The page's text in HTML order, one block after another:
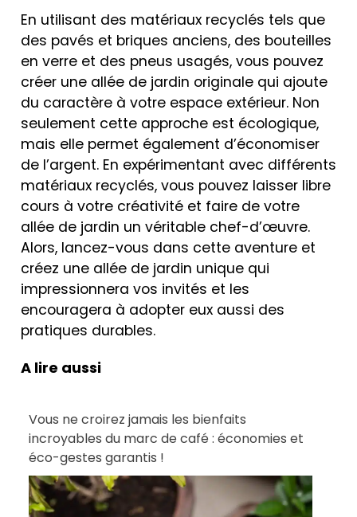
En utilisant des matériaux recyclés tels que
des pavés et briques anciens, des bouteilles
en verre et des pneus usagés, vous pouvez
créer une allée de jardin originale qui ajoute
du caractère à votre espace extérieur. Non
seulement cette approche est écologique,
mais elle permet également d’économiser
de l’argent. En expérimentant avec différents
matériaux recyclés, vous pouvez laisser libre
cours à votre créativité et faire de votre
allée de jardin un véritable chef-d’œuvre.
Alors, lancez-vous dans cette aventure et
créez une allée de jardin unique qui
impressionnera vos invités et les
encouragera à adopter eux aussi des
pratiques durables.
A lire aussi
Vous ne croirez jamais les bienfaits
incroyables du marc de café : économies et
éco-gestes garantis !